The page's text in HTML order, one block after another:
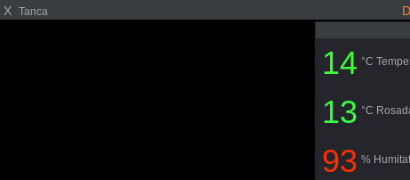
X Tanca
14 °C
13 °C
93 % Humitat